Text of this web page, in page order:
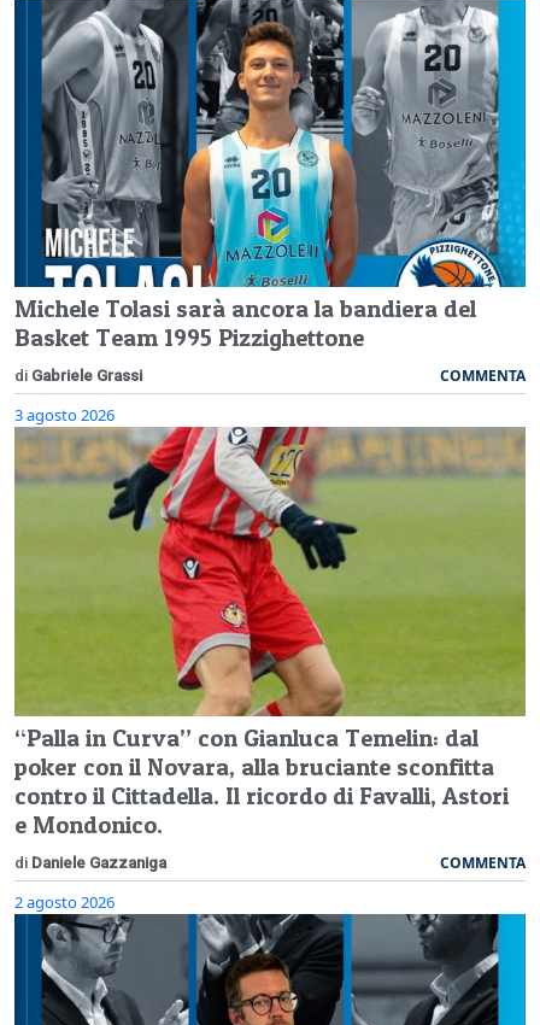
Michele Tolasi sarà ancora la bandiera del
Basket Team 1995 Pizzighettone
di Gabriele Grassi COMMENTA
3 agosto 2026
“Palla in Curva” con Gianluca Temelin: dal
poker con il Novara, alla bruciante sconfitta
contro il Cittadella. Il ricordo di Favalli, Astori
e Mondonico.
di Daniele Gazzaniga COMMENTA
2 agosto 2026